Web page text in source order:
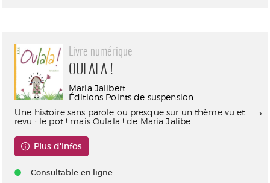
Livre numérique
OULALA !
Maria Jalibert
Éditions Points de suspension
Une histoire sans parole ou presque sur un thème vu et
revu : le pot ! mais Oulala ! de Maria Jalibe...
Plus d'infos
Consultable en ligne